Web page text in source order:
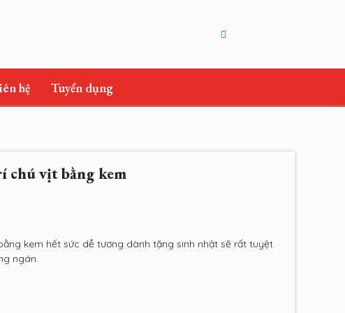
hệ Tuyển dụng
chú vịt bằng kem
kem hết sức dễ tương dành tặng sinh nhật sẽ rất tuyệt
ngán.